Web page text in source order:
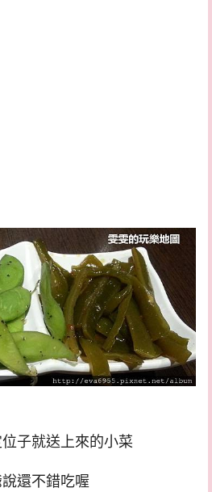
子就送上來的小菜
還不錯吃喔